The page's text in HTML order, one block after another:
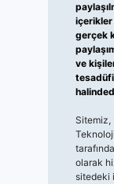
içerikler
gerçek
ve
Sitemiz,
olarak
sitedeki